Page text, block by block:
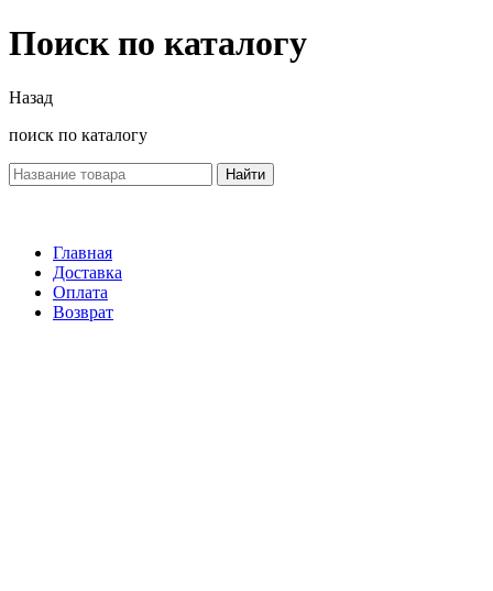
Поиск по каталогу
Назад
поиск по каталогу
Найти
Главная
Доставка
Оплата
Возврат